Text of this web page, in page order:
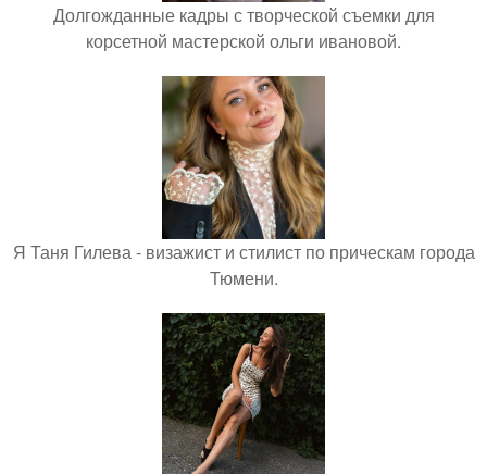
Долгожданные кадры с творческой съемки для
корсетной мастерской ольги ивановой.
Я Таня Гилева - визажист и стилист по прическам города
Тюмени.